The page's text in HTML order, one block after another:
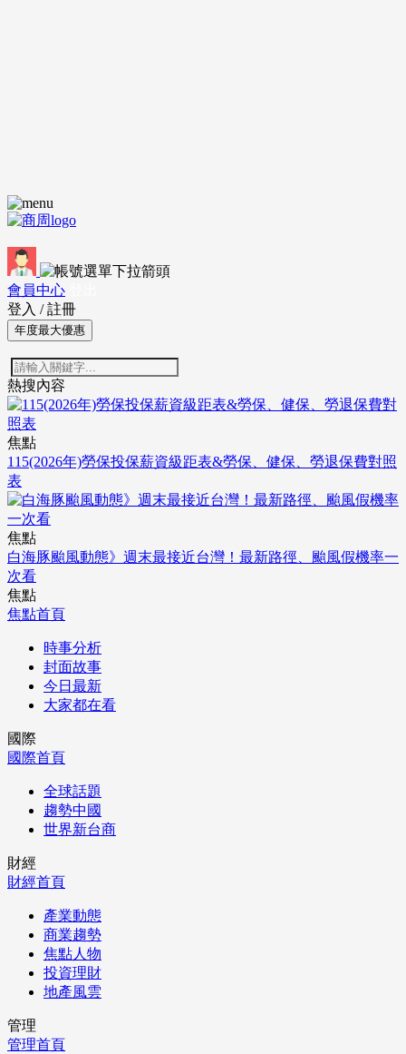
會員中心
登入 / 註冊
年度最大優惠
熱搜內容
焦點
115(2026年)勞保投保薪資級距表&勞保、健保、勞退保費對照
表
焦點
白海豚颱風動態》週末最接近台灣！最新路徑、颱風假機率一
次看
焦點
焦點首頁
時事分析
封面故事
今日最新
大家都在看
國際
國際首頁
全球話題
趨勢中國
世界新台商
財經
財經首頁
產業動態
商業趨勢
焦點人物
投資理財
地產風雲
管理
管理首頁